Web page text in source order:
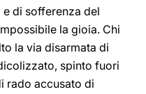
di sofferenza del
la gioia. Chi
la via disarmata di
spinto fuori
rado accusato di